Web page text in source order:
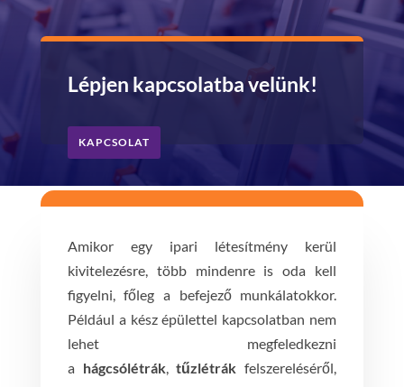
Lépjen kapcsolatba velünk!
KAPCSOLAT
Amikor egy ipari létesítmény kerül
kivitelezésre, több mindenre is oda kell
figyelni, főleg a befejező munkálatokkor.
Például a kész épülettel kapcsolatban nem
lehet megfeledkezni
a hágcsólétrák,tűzlétrák felszereléséről,